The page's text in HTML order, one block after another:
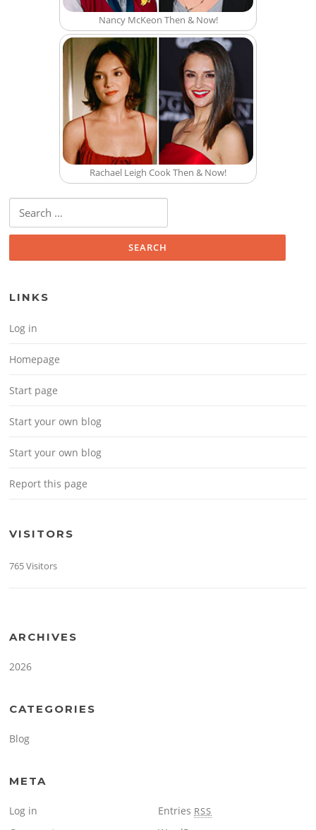
Nancy McKeon Then & Now!
Rachael Leigh Cook Then & Now!
Search for:
LINKS
Log in
Homepage
Start page
Start your own blog
Start your own blog
Report this page
VISITORS
765 Visitors
ARCHIVES
2026
CATEGORIES
Blog
META
Log in Entries RSS